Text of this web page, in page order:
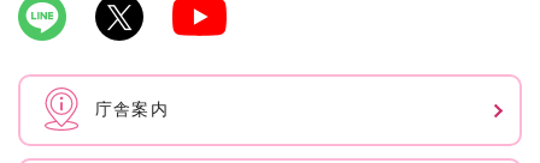
庁舎案内